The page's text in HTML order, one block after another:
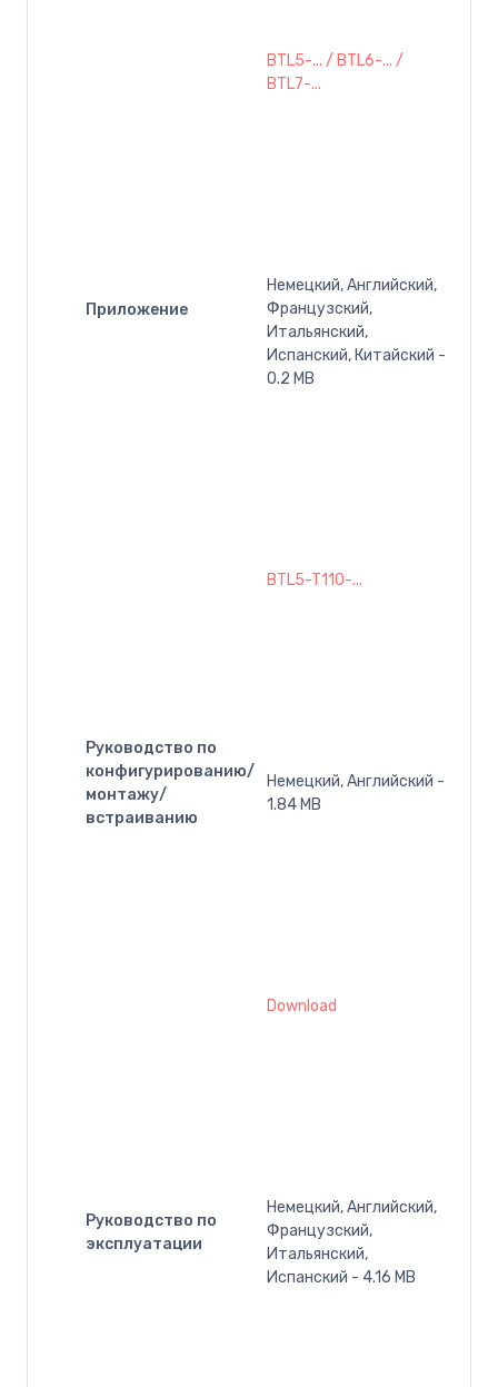
Приложение
BTL5-... / BTL6-... /
BTL7-...
Немецкий, Английский,
Французский,
Итальянский,
Испанский, Китайский -
0.2 MB
Руководство по
конфигурированию/
монтажу/
встраиванию
BTL5-T110-...
Немецкий, Английский -
1.84 MB
Руководство по
эксплуатации
Download
Немецкий, Английский,
Французский,
Итальянский,
Испанский - 4.16 MB